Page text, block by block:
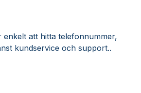
enkelt att hitta telefonnummer,
kundservice och support..